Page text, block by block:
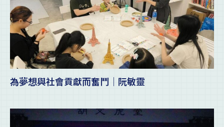
為夢想與社會貢獻而奮鬥｜阮敏靈